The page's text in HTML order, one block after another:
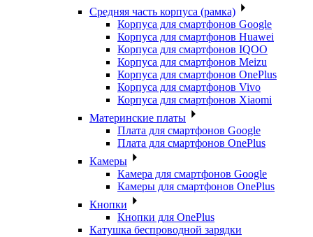
Средняя часть корпуса (рамка)
Корпуса для смартфонов Google
Корпуса для смартфонов Huawei
Корпуса для смартфонов IQOO
Корпуса для смартфонов Meizu
Корпуса для смартфонов OnePlus
Корпуса для смартфонов Vivo
Корпуса для смартфонов Xiaomi
Материнские платы
Плата для смартфонов Google
Плата для смартфонов OnePlus
Камеры
Камера для смартфонов Google
Камеры для смартфонов OnePlus
Кнопки
Кнопки для OnePlus
Катушка беспроводной зарядки